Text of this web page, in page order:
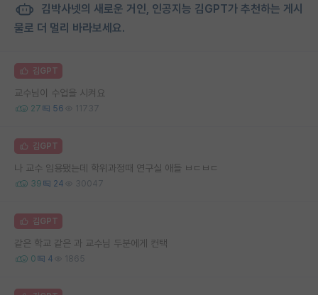
김박사넷의 새로운 거인, 인공지능 김GPT가 추천하는 게시
물로 더 멀리 바라보세요.
김GPT
교수님이 수업을 시켜요
27 56 11737
김GPT
나 교수 임용됐는데 학위과정때 연구실 애들 ㅂㄷㅂㄷ
39 24 30047
김GPT
같은 학교 같은 과 교수님 두분에게 컨택
0 4 1865